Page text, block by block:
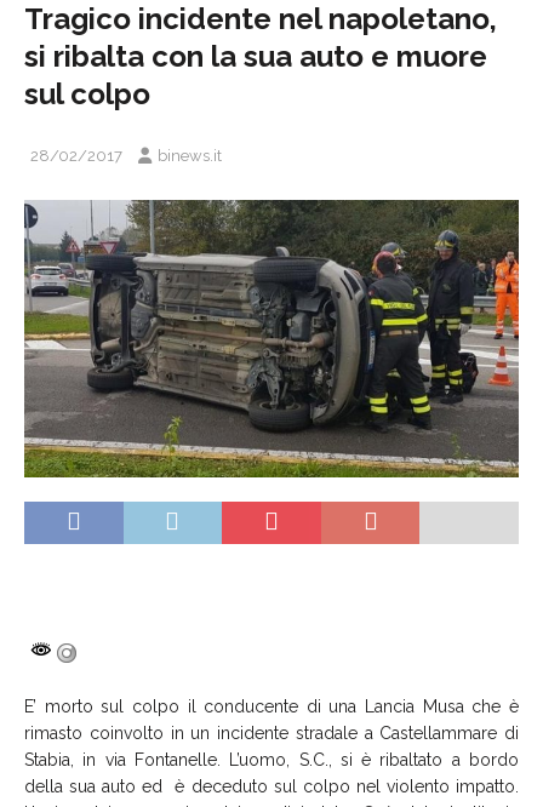
Tragico incidente nel napoletano,
si ribalta con la sua auto e muore
sul colpo
28/02/2017 binews.it
E’ morto sul colpo il conducente di una Lancia Musa che è
rimasto coinvolto in un incidente stradale a Castellammare di
Stabia, in via Fontanelle. L’uomo, S.C., si è ribaltato a bordo
della sua auto ed è deceduto sul colpo nel violento impatto.